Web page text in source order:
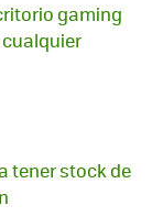
gaming
tener stock de